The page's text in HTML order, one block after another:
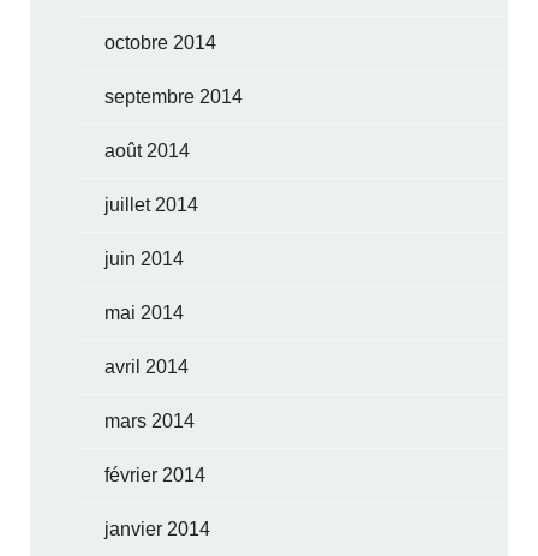
octobre 2014
septembre 2014
août 2014
juillet 2014
juin 2014
mai 2014
avril 2014
mars 2014
février 2014
janvier 2014